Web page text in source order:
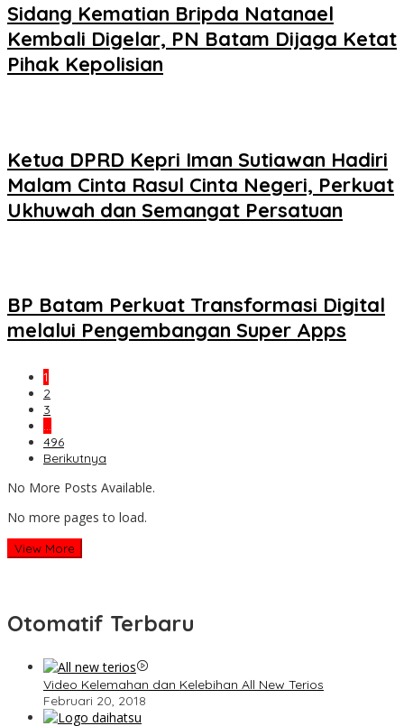
Sidang Kematian Bripda Natanael
Kembali Digelar, PN Batam Dijaga Ketat
Pihak Kepolisian
Ketua DPRD Kepri Iman Sutiawan Hadiri
Malam Cinta Rasul Cinta Negeri, Perkuat
Ukhuwah dan Semangat Persatuan
BP Batam Perkuat Transformasi Digital
melalui Pengembangan Super Apps
1
2
3
…
496
Berikutnya
No More Posts Available.
No more pages to load.
View More
Otomatif Terbaru
Video Kelemahan dan Kelebihan All New Terios
Februari 20, 2018